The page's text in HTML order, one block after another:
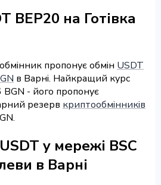
BEP20 на Готівка
пропонує обмін USDT
в Варні. Найкращий курс
- його пропонує
резерв криптообмінників
у мережі BSC
в Варні